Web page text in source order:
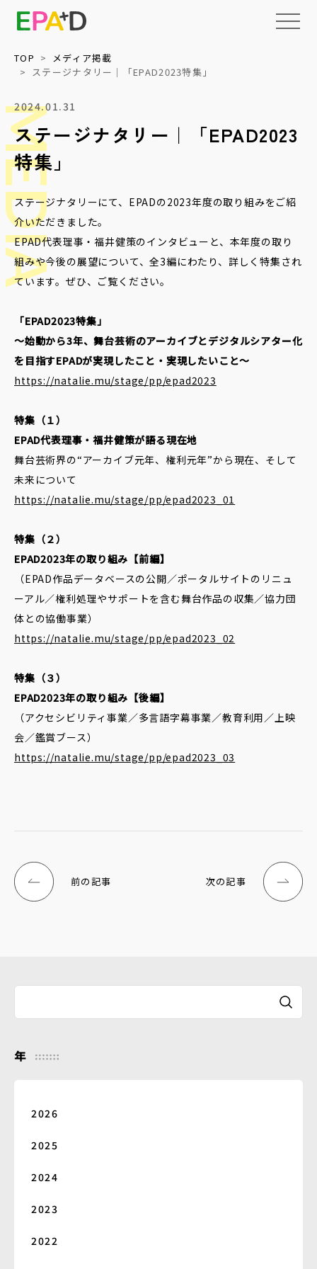
EPADとは
アーカイブについて
情報の整理・
権利処理サポート
収録技術検証
活用
上映・イベント
教育・福祉等へのパッケージ提供
読みもの
メディア
データベースへ
Contact
TOP
メディア掲載
ステージナタリー｜「EPAD2023特集」
2024.01.31
ステージナタリー｜「EPAD2023
特集」
ステージナタリーにて、EPADの2023年度の取り組みをご紹
介いただきました。
EPAD代表理事・福井健策のインタビューと、本年度の取り
組みや今後の展望について、全3編にわたり、詳しく特集され
ています。ぜひ、ご覧ください。
「EPAD2023特集」
～始動から3年、舞台芸術のアーカイブとデジタルシアター化
を目指すEPADが実現したこと・実現したいこと～
https://natalie.mu/stage/pp/epad2023
特集（１）
EPAD代表理事・福井健策が語る現在地
舞台芸術界の“アーカイブ元年、権利元年”から現在、そして
未来について
https://natalie.mu/stage/pp/epad2023_01
特集（２）
EPAD2023年の取り組み【前編】
（EPAD作品データベースの公開／ポータルサイトのリニュ
ーアル／権利処理やサポートを含む舞台作品の収集／協力団
体との協働事業）
https://natalie.mu/stage/pp/epad2023_02
特集（３）
EPAD2023年の取り組み【後編】
（アクセシビリティ事業／多言語字幕事業／教育利用／上映
会／鑑賞ブース）
https://natalie.mu/stage/pp/epad2023_03
年
2026
2025
2024
2023
2022